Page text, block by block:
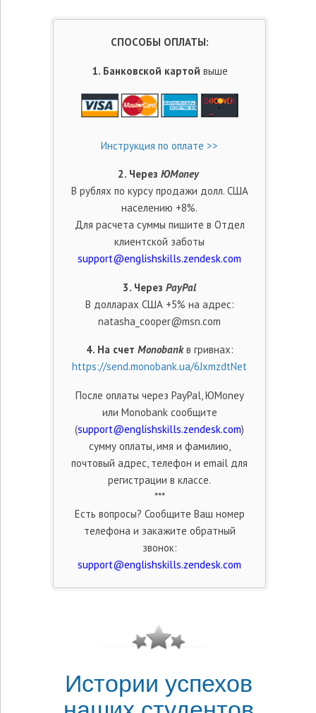
СПОСОБЫ ОПЛАТЫ:
1. Банковской картой выше
Инструкция по оплате >>
2. Через ЮMoney
В рублях по курсу продажи долл. США
населению +8%.
Для расчета суммы пишите в Отдел
клиентской заботы
support@englishskills.zendesk.com
3. Через PayPal
В долларах США +5% на адрес:
natasha_cooper@msn.com
4. На счет Monobankв гривнах:
https://send.monobank.ua/6JxmzdtNet
После оплаты через PayPal, ЮMoney
или Monobank сообщите
(support@englishskills.zendesk.com)
сумму оплаты, имя и фамилию,
почтовый адрес, телефон и email для
регистрации в классе.
***
Есть вопросы? Сообщите Ваш номер
телефона и закажите обратный
звонок:
support@englishskills.zendesk.com
Истории успехов